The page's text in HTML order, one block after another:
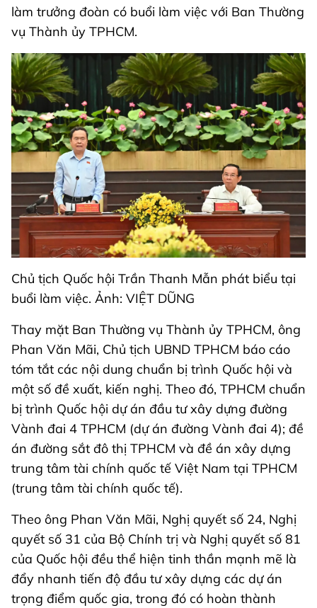
làm trưởng đoàn có buổi làm việc với Ban Thường
vụ Thành ủy TPHCM.
Chủ tịch Quốc hội Trần Thanh Mẫn phát biểu tại
buổi làm việc. Ảnh: VIỆT DŨNG
Thay mặt Ban Thường vụ Thành ủy TPHCM, ông
Phan Văn Mãi, Chủ tịch UBND TPHCM báo cáo
tóm tắt các nội dung chuẩn bị trình Quốc hội và
một số đề xuất, kiến nghị. Theo đó, TPHCM chuẩn
bị trình Quốc hội dự án đầu tư xây dựng đường
Vành đai 4 TPHCM (dự án đường Vành đai 4); đề
án đường sắt đô thị TPHCM và đề án xây dựng
trung tâm tài chính quốc tế Việt Nam tại TPHCM
(trung tâm tài chính quốc tế).
Theo ông Phan Văn Mãi, Nghị quyết số 24, Nghị
quyết số 31 của Bộ Chính trị và Nghị quyết số 81
của Quốc hội đều thể hiện tinh thần mạnh mẽ là
đẩy nhanh tiến độ đầu tư xây dựng các dự án
trọng điểm quốc gia, trong đó có hoàn thành